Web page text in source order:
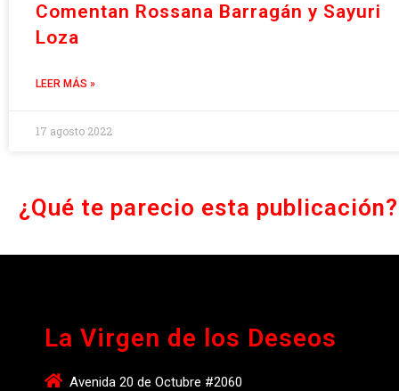
Comentan Rossana Barragán y Sayuri
Loza
LEER MÁS »
17 agosto 2022
¿Qué te parecio esta publicación?
La Virgen de los Deseos
Avenida 20 de Octubre #2060